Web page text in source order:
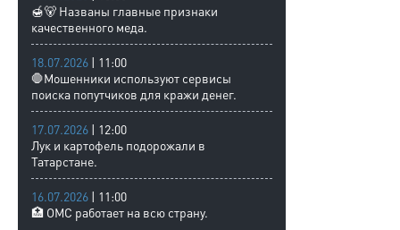
🍯🐻 Названы главные признаки
качественного меда.
18.07.2026 | 11:00
🛑Мошенники используют сервисы
поиска попутчиков для кражи денег.
17.07.2026 | 12:00
Лук и картофель подорожали в
Татарстане.
16.07.2026 | 11:00
🏥 ОМС работает на всю страну.